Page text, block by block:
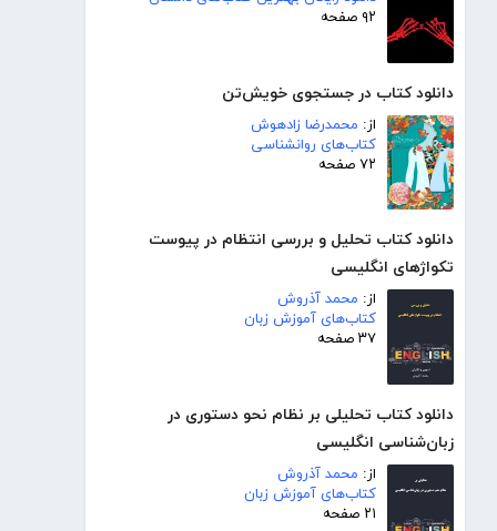
۹۲ صفحه
دانلود کتاب در جستجوی خویش‌تن
از: محمدرضا زادهوش
کتاب‌های روانشناسی
۷۲ صفحه
دانلود کتاب تحلیل و بررسی انتظام در پیوست
تکواژهای انگلیسی
از: محمد آذروش
کتاب‌های آموزش زبان
۳۷ صفحه
دانلود کتاب تحلیلی بر نظام نحو دستوری در
زبان‌شناسی انگلیسی
از: محمد آذروش
کتاب‌های آموزش زبان
۲۱ صفحه